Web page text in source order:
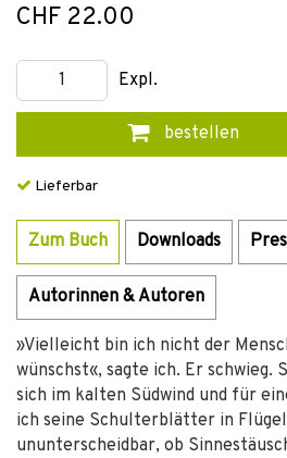
CHF 22.00
Expl.
bestellen
Lieferbar
Zum Buch Downloads
Autorinnen & Autoren
»Vielleicht bin ich nicht der
wünschst«, sagte ich. Er schwieg.
sich im kalten Südwind und für
ich seine Schulterblätter in
ununterscheidbar, ob